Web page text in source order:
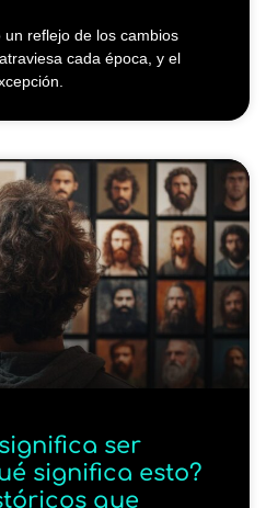
reflejo de los cambios
cada época, y el
ser
significa esto?
que